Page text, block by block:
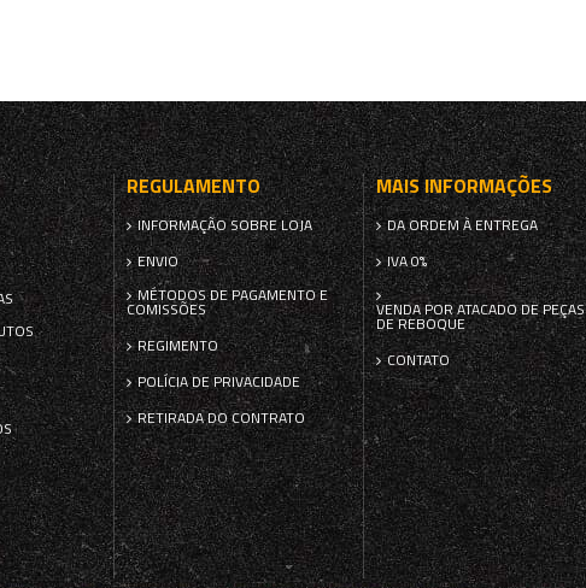
REGULAMENTO
INFORMAÇÃO SOBRE LOJA
ENVIO
MÉTODOS DE PAGAMENTO E
COMISSÕES
REGIMENTO
POLÍCIA DE PRIVACIDADE
RETIRADA DO CONTRATO
MAIS INFORMAÇÕES
DA ORDEM À ENTREGA
IVA 0%
VENDA POR ATACADO DE PEÇAS
DE REBOQUE
CONTATO